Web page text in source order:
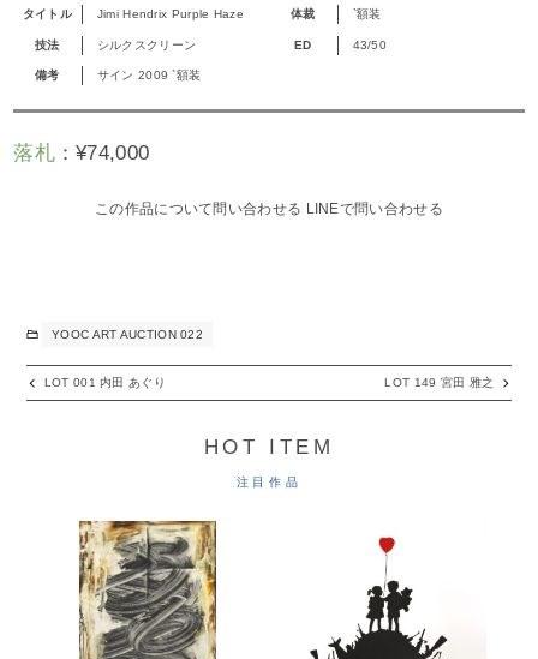
タイトル Jimi Hendrix Purple Haze 体裁 `額装
技法 シルクスクリーン ED 43/50
備考 サイン 2009 `額装
落札：¥74,000
この作品について問い合わせる LINEで問い合わせる
YOOC ART AUCTION 022
LOT 001 内田 あぐり LOT 149 宮田 雅之
HOT ITEM
注目作品